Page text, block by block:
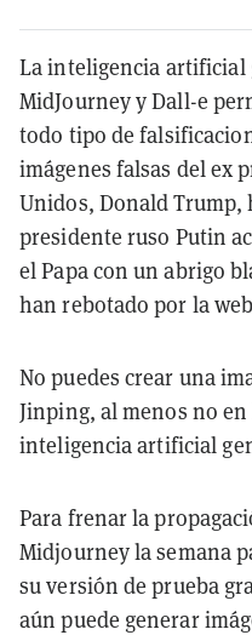
La inteligencia artificial
MidJourney y Dall-e
todo tipo de
imágenes falsas del ex
Unidos, Donald
presidente ruso Putin
el Papa con un abrigo
han rebotado por la
No puedes crear una
Jinping, al menos no
inteligencia artificial
Para frenar la
Midjourney la semana
su versión de prueba
aún puede generar